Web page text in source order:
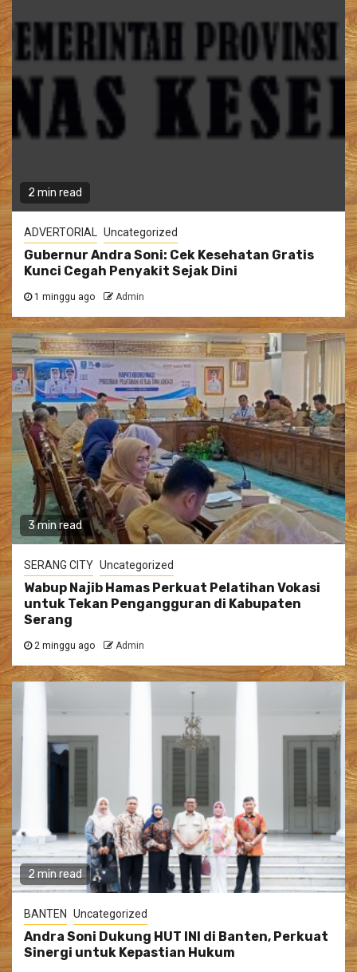
2 min read
ADVERTORIAL Uncategorized
Gubernur Andra Soni: Cek Kesehatan Gratis
Kunci Cegah Penyakit Sejak Dini
1 minggu ago Admin
3 min read
SERANG CITY Uncategorized
Wabup Najib Hamas Perkuat Pelatihan Vokasi
untuk Tekan Pengangguran di Kabupaten
Serang
2 minggu ago Admin
2 min read
BANTEN Uncategorized
Andra Soni Dukung HUT INI di Banten, Perkuat
Sinergi untuk Kepastian Hukum